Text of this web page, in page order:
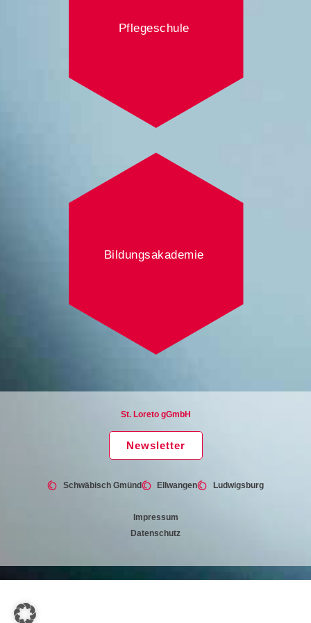
Pflegeschule
Bildungsakademie
St. Loreto gGmbH
Newsletter
Schwäbisch Gmünd Ellwangen Ludwigsburg
Impressum
Datenschutz